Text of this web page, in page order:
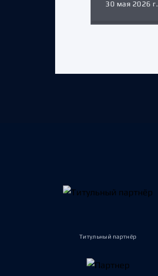
30 мая 2026 г.
Титульный партнёр